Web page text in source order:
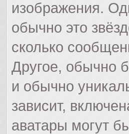
изображения.
обычно это
сколько
Другое, обычно
и обычно
зависит,
аватары могут